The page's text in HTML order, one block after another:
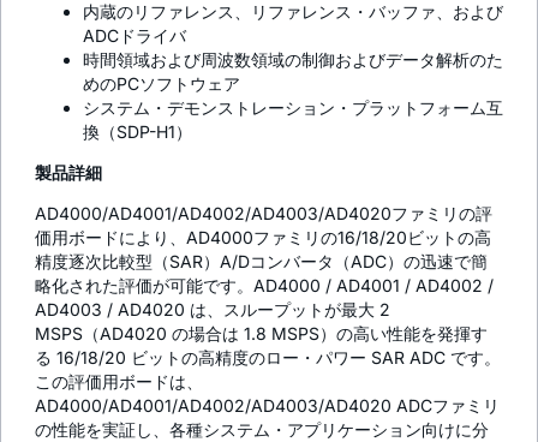
内蔵のリファレンス、リファレンス・バッファ、および
ADCドライバ
時間領域および周波数領域の制御およびデータ解析のた
めのPCソフトウェア
システム・デモンストレーション・プラットフォーム互
換（SDP-H1）
製品詳細
AD4000/AD4001/AD4002/AD4003/AD4020ファミリの評
価用ボードにより、AD4000ファミリの16/18/20ビットの高
精度逐次比較型（SAR）A/Dコンバータ（ADC）の迅速で簡
略化された評価が可能です。AD4000 / AD4001 / AD4002 /
AD4003 / AD4020 は、スループットが最大 2
MSPS（AD4020 の場合は 1.8 MSPS）の高い性能を発揮す
る 16/18/20 ビットの高精度のロー・パワー SAR ADC です。
この評価用ボードは、
AD4000/AD4001/AD4002/AD4003/AD4020 ADCファミリ
の性能を実証し、各種システム・アプリケーション向けに分